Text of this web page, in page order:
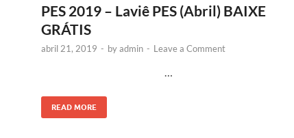
PES 2019 – Laviê PES (Abril) BAIXE
GRÁTIS
abril 21, 2019 - byadmin - Leave a Comment
…
READ MORE